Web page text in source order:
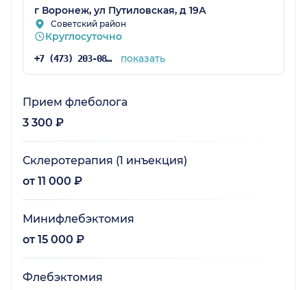
Н. Ю. -вышлушал, рассказал какие
упражнения делать, очень аккуратно сделал
Блокаду, теперь хоть боли нет, Спасибо
огромное что есть такие врачи, очень
г Воронеж, ул Путиловская, д 19А
Советский район
Круглосуточно
+7 (473) 203-08-53 показать
Прием флеболога
3 300 ₽
Склеротерапия (1 инъекция)
от 11 000 ₽
Минифлебэктомия
от 15 000 ₽
Флебэктомия